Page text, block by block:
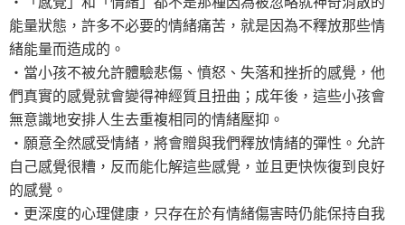
能量狀態，許多不必要的情緒痛苦，就是因為不釋放那些情
緒能量而造成的。
‧當小孩不被允許體驗悲傷、憤怒、失落和挫折的感覺，他
們真實的感覺就會變得神經質且扭曲；成年後，這些小孩會
無意識地安排人生去重複相同的情緒壓抑。
‧願意全然感受情緒，將會贈與我們釋放情緒的彈性。允許
自己感覺很糟，反而能化解這些感覺，並且更快恢復到良好
的感覺。
‧更深度的心理健康，只存在於有情緒傷害時仍能保持自我